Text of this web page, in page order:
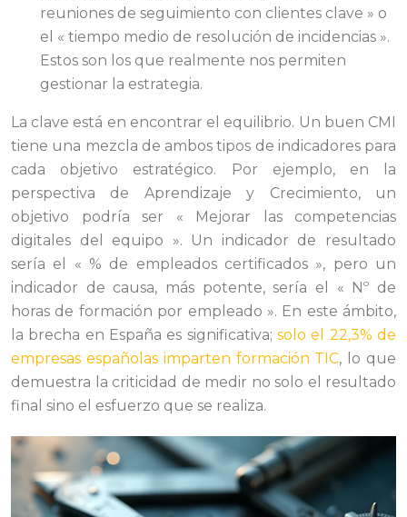
reuniones de seguimiento con clientes clave » o
el « tiempo medio de resolución de incidencias ».
Estos son los que realmente nos permiten
gestionar la estrategia.
La clave está en encontrar el equilibrio. Un buen CMI
tiene una mezcla de ambos tipos de indicadores para
cada objetivo estratégico. Por ejemplo, en la
perspectiva de Aprendizaje y Crecimiento, un
objetivo podría ser « Mejorar las competencias
digitales del equipo ». Un indicador de resultado
sería el « % de empleados certificados », pero un
indicador de causa, más potente, sería el « Nº de
horas de formación por empleado ». En este ámbito,
la brecha en España es significativa; solo el 22,3% de
empresas españolas imparten formación TIC, lo que
demuestra la criticidad de medir no solo el resultado
final sino el esfuerzo que se realiza.